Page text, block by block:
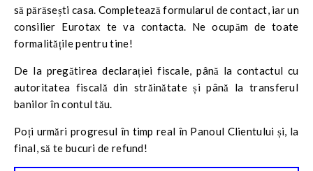
să părăsești casa. Completează formularul de contact, iar un
consilier Eurotax te va contacta. Ne ocupăm de toate
formalitățile pentru tine!
De la pregătirea declarației fiscale, până la contactul cu
autoritatea fiscală din străinătate și până la transferul
banilor în contul tău.
Poți urmări progresul în timp real în Panoul Clientului și, la
final, să te bucuri de refund!